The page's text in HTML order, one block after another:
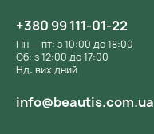
+380 99 111-01-22
Пн — пт: з 10:00 до 18:00
Сб: з 12:00 до 17:00
Нд: вихідний
info@beautis.com.ua